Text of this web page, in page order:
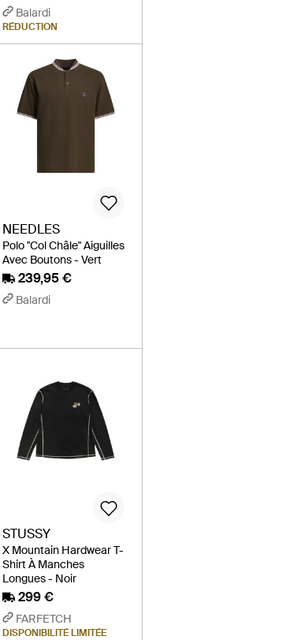
Balardi
RÉDUCTION
NEEDLES
Polo "Col Châle" Aiguilles
Avec Boutons - Vert
239,95 €
Balardi
STUSSY
X Mountain Hardwear T-
Shirt À Manches
Longues - Noir
299 €
FARFETCH
DISPONIBILITÉ LIMITÉE